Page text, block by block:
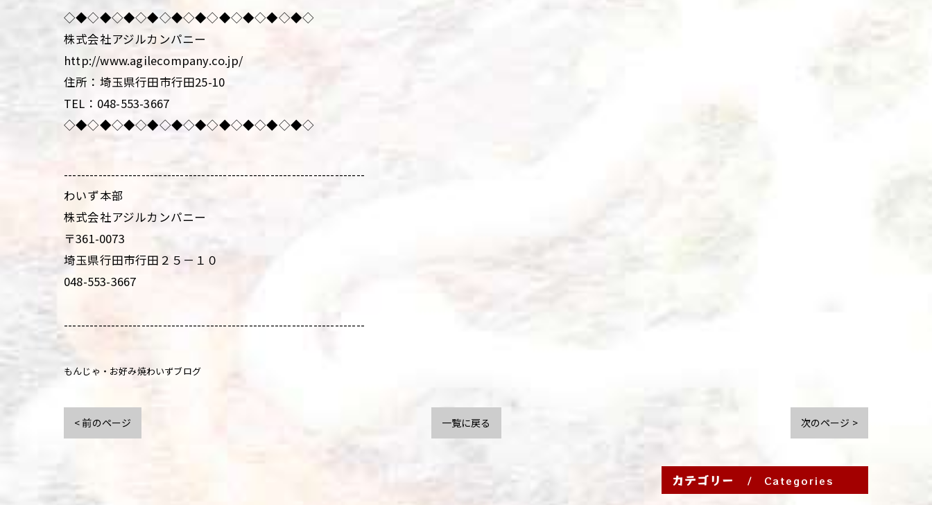
◇◆◇◆◇◆◇◆◇◆◇◆◇◆◇◆◇◆◇◆◇
株式会社アジルカンパニー
http://www.agilecompany.co.jp/
住所：埼玉県行田市行田25-10
TEL：048-553-3667
◇◆◇◆◇◆◇◆◇◆◇◆◇◆◇◆◇◆◇◆◇
----------------------------------------------------------------------
わいず本部
株式会社アジルカンパニー
〒361-0073
埼玉県行田市行田２５－１０
048-553-3667
----------------------------------------------------------------------
もんじゃ・お好み焼わいずブログ
< 前のページ 一覧に戻る 次のページ >
カテゴリー Categories